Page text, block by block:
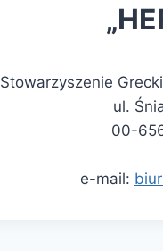
Stowarzyszenie
ul.
00-
e-mail: